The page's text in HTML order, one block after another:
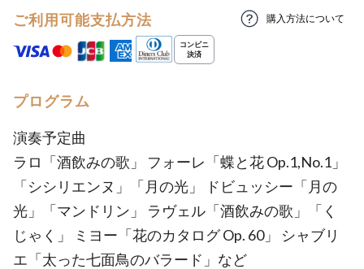
ご利用可能支払方法 購入方法について
プログラム
演奏予定曲
ラロ「酒飲みの歌」 フォーレ「蝶と花 Op.1,No.1」
「シシリエンヌ」「月の光」 ドビュッシー「月の
光」「マンドリン」 ラヴェル「酒飲みの歌」「く
じゃく」 ミヨー「花のカタログ Op. 60」 シャブリ
エ「太った七面鳥のバラード」など